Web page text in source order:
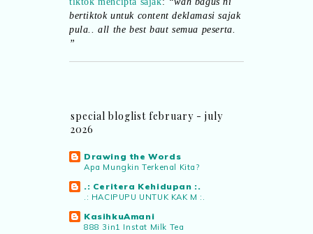
bertiktok untuk content deklamasi sajak
pula.. all the best baut semua peserta.
”
aktiviti interaktif program. Inovasi AI
dan teknologi digital terbaik!”
Syaz Rahimcommented on
“Menarik sungguh Pertandingan TikTok
PNM ni! Platform terbaik serlahkan
bakat puisi kebangsaan dan
special bloglist february - july
2026
Drawing the Words
Apa Mungkin Terkenal Kita?
.: Ceritera Kehidupan :.
.: HACIPUPU UNTUK KAK M :.
KasihkuAmani
888 3in1 Instat Milk Tea